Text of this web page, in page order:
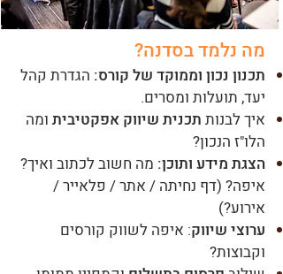
מה נלמד בסדנה?
תכנון נכון וממוקד של קורס: הגדרת קהל
יעד, תועלות ומסרים.
איך לבנות תכנית שיווק אפקטיבית ומה
הלו"ז הנכון?
הצגת מידע ותוכן: מה חשוב לכתוב ואיך?
איפה? (דף נחיתה / אתר / פלאייר /
אירוע?)
ערוצי שיווק: איפה לשווק קורסים
וקבוצות?